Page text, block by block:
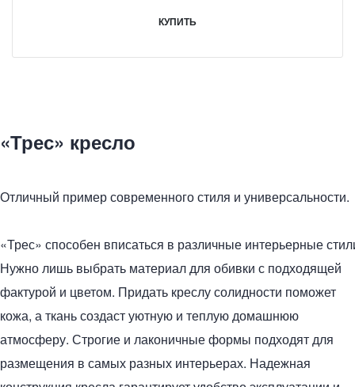
КУПИТЬ
«Трес» кресло
Отличный пример современного стиля и универсальности.
«Трес» способен вписаться в различные интерьерные
Нужно лишь выбрать материал для обивки с подходящей
фактурой и цветом. Придать креслу солидности поможет
кожа, а ткань создаст уютную и теплую домашнюю
атмосферу. Строгие и лаконичные формы подходят для
размещения в самых разных интерьерах. Надежная